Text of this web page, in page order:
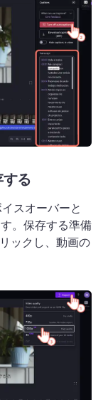
る
スオーバーと
。 保存する準備
ックし、動画の